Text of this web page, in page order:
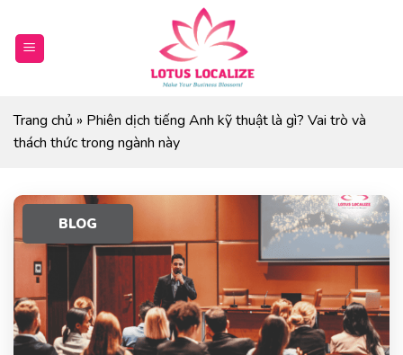
content
Trang chủ » Phiên dịch tiếng Anh kỹ thuật là gì? Vai trò và
thách thức trong ngành này
BLOG